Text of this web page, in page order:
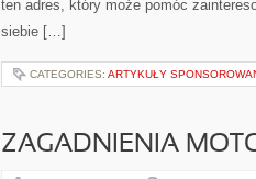
ten adres, który może pomóc
siebie […]
CATEGORIES: ARTYKUŁY
ZAGADNIENIA